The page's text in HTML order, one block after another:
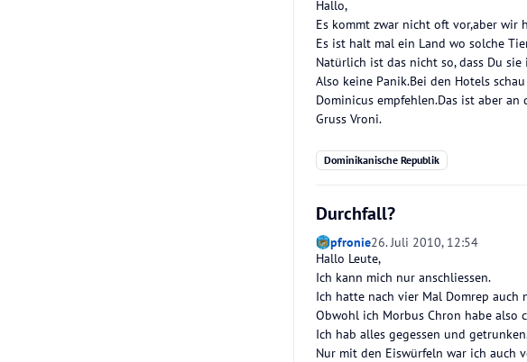
Hallo,
Es kommt zwar nicht oft vor,aber wir
Es ist halt mal ein Land wo solche
Natürlich ist das nicht so, dass Du
Also keine Panik.Bei den Hotels
Dominicus empfehlen.Das ist aber an
Gruss Vroni.
Dominikanische Republik
Durchfall?
pfronie26. Juli 2010, 12:54
Hallo Leute,
Ich kann mich nur anschliessen.
Ich hatte nach vier Mal Domrep auch
Obwohl ich Morbus Chron habe also
Ich hab alles gegessen und
Nur mit den Eiswürfeln war ich auch